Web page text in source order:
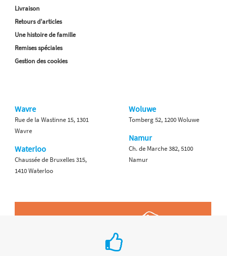
Livraison
Retours d'articles
Une histoire de famille
Remises spéciales
Gestion des cookies
Wavre
Rue de la Wastinne 15, 1301
Wavre
Waterloo
Chaussée de Bruxelles 315,
1410 Waterloo
Woluwe
Tomberg 52, 1200 Woluwe
Namur
Ch. de Marche 382, 5100
Namur